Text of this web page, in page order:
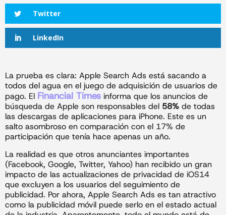
Twitter
LinkedIn
La prueba es clara: Apple Search Ads está sacando a
todos del agua en el juego de adquisición de usuarios de
pago. El Financial Times informa que los anuncios de
búsqueda de Apple son responsables del 58% de todas
las descargas de aplicaciones para iPhone. Este es un
salto asombroso en comparación con el 17% de
participación que tenía hace apenas un año.
La realidad es que otros anunciantes importantes
(Facebook, Google, Twitter, Yahoo) han recibido un gran
impacto de las actualizaciones de privacidad de iOS14
que excluyen a los usuarios del seguimiento de
publicidad. Por ahora, Apple Search Ads es tan atractivo
como la publicidad móvil puede serlo en el estado actual